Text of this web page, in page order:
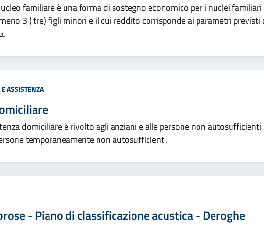
familiare è una forma di sostegno economico per i nuclei familiari
3 ( tre) figli minori e il cui reddito corrisponde ai parametri previsti
ASSISTENZA
domiciliare è rivolto agli anziani e alle persone non autosufficienti
temporaneamente non autosufficienti.
- Piano di classificazione acustica - Deroghe